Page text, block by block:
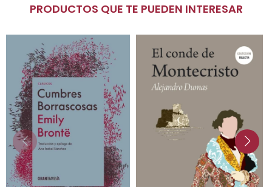
PRODUCTOS QUE TE PUEDEN INTERESAR